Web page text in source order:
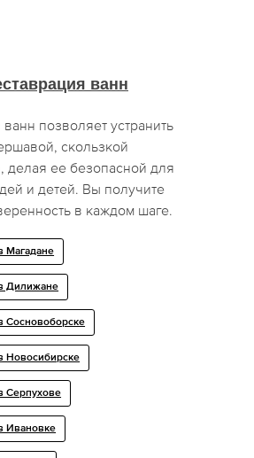
ванн
позволяет устранить
скользкой
делая ее безопасной для
и детей. Вы получите
в каждом шаге.
Магадане
Дилижане
Сосновоборске
Новосибирске
Серпухове
Ивановке